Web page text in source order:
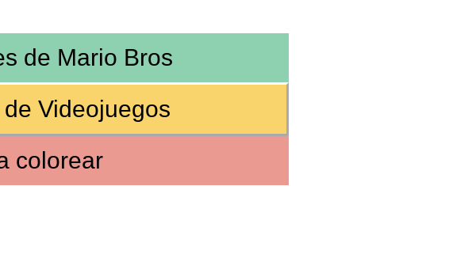
de Mario Bros
Videojuegos
colorear